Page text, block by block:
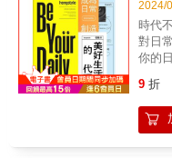
錢裝
間被
多一
好，
後假
是一
你會
而是
放手
真實
追蹤
寫對
究竟
自我
改變
關係
是
2024/
時代
對日
你的
選品
以美
想像
9 折